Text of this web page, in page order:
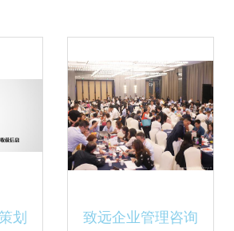
划 致远企业管理咨询